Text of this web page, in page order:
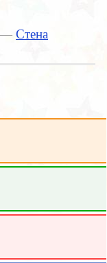
— Стена